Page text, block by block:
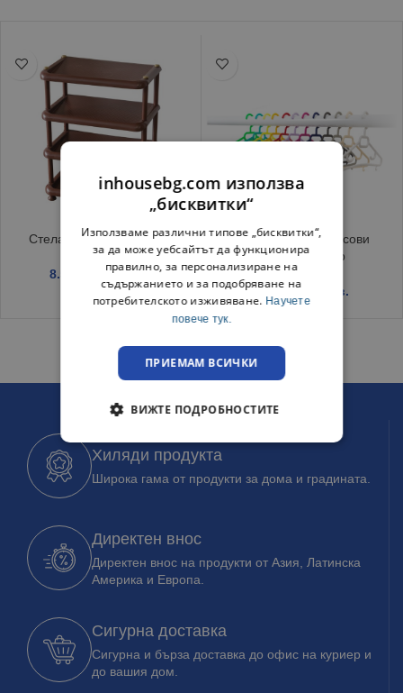
Стелаж за обувки кафяв
8.55 / 16.72 лв.
Комплект пластмасови
закачалки 5 бр
1.49€ / 2.91 лв.
Хиляди продукта
Широка гама от продукти за дома и градината.
Директен внос
Директен внос на продукти от Азия, Латинска
Америка и Европа.
Сигурна доставка
Сигурна и бърза доставка до офис на куриер и
до вашия дом.
inhousebg.com използва
„бисквитки“
Използваме различни типове „бисквитки“,
за да може уебсайтът да функционира
правилно, за персонализиране на
съдържанието и за подобряване на
потребителското изживяване. Научете
повече тук.
ПРИЕМАМ ВСИЧКИ
ВИЖТЕ ПОДРОБНОСТИТЕ